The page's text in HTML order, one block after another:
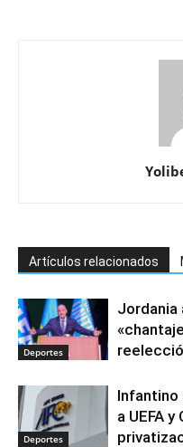
Artículos relacionados
Deportes
Jordania
Deportes
Infantino
a UEFA